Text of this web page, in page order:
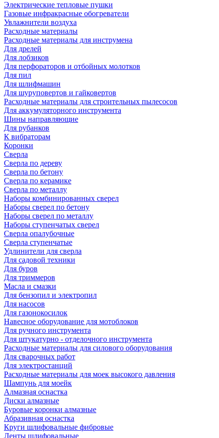
Электрические тепловые пушки
Газовые инфракрасные обогреватели
Увлажнители воздуха
Расходные материалы
Расходные материалы для инструмена
Для дрелей
Для лобзиков
Для перфораторов и отбойных молотков
Для пил
Для шлифмашин
Для шуруповертов и гайковертов
Расходные материалы для строительных пылесосов
Для аккумуляторного инструмента
Шины направляющие
Для рубанков
К вибраторам
Коронки
Сверла
Сверла по дереву
Сверла по бетону
Сверла по керамике
Сверла по металлу
Наборы комбинированных сверел
Наборы сверел по бетону
Наборы сверел по металлу
Наборы ступенчатых сверел
Сверла опалубочные
Сверла ступенчатые
Удлинители для сверла
Для садовой техники
Для буров
Для триммеров
Масла и смазки
Для бензопил и электропил
Для насосов
Для газонокосилок
Навесное оборудование для мотоблоков
Для ручного инструмента
Для штукатурно - отделочного инструмента
Расходные материалы для силового оборудования
Для сварочных работ
Для электростанций
Расходные материалы для моек высокого давления
Шампунь для моейк
Алмазная оснастка
Диски алмазные
Буровые коронки алмазные
Абразивная оснастка
Круги шлифовальные фибровые
Ленты шлифовальные